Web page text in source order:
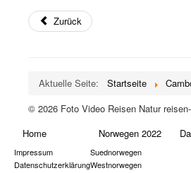
Zurück
Aktuelle Seite: Startseite
© 2026 Foto Video Reisen Natur
Home
Impressum
Datenschutzerklärung
Norwegen 2022
Suednorwegen
Westnorwegen